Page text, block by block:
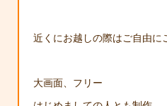
近くにお越しの際はご自由に
大画面、フリー